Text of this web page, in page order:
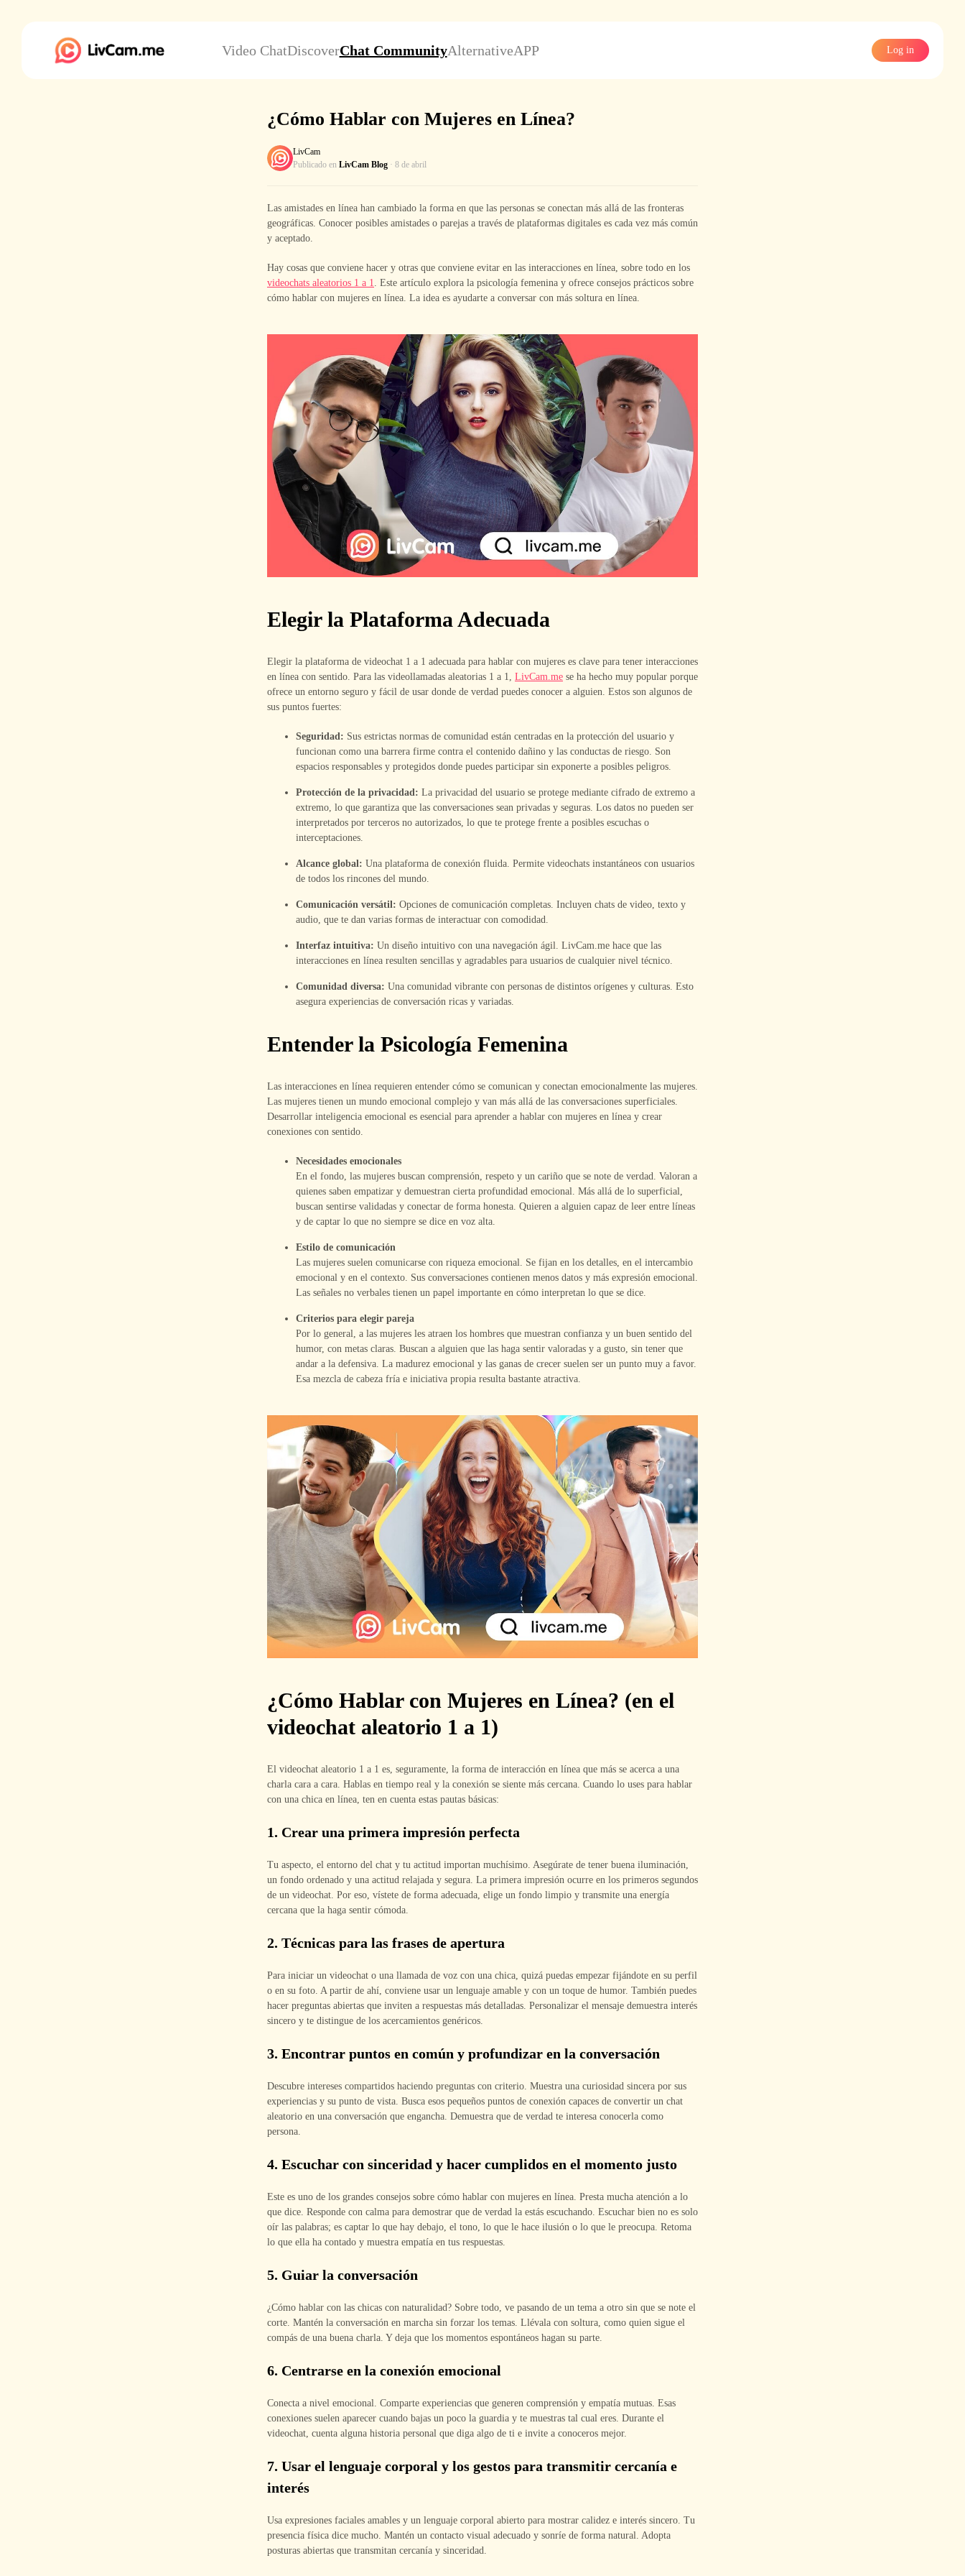
Video ChatDiscoverChat CommunityAlternativeAPP Log in
¿Cómo Hablar con Mujeres en Línea?
LivCam
Publicado en LivCam Blog · 8 de abril
Las amistades en línea han cambiado la forma en que las personas se conectan más allá de las fronteras
geográficas. Conocer posibles amistades o parejas a través de plataformas digitales es cada vez más común
y aceptado.
Hay cosas que conviene hacer y otras que conviene evitar en las interacciones en línea, sobre todo en los
videochats aleatorios 1 a 1. Este artículo explora la psicología femenina y ofrece consejos prácticos sobre
cómo hablar con mujeres en línea. La idea es ayudarte a conversar con más soltura en línea.
Elegir la Plataforma Adecuada
Elegir la plataforma de videochat 1 a 1 adecuada para hablar con mujeres es clave para tener interacciones
en línea con sentido. Para las videollamadas aleatorias 1 a 1, LivCam.me se ha hecho muy popular porque
ofrece un entorno seguro y fácil de usar donde de verdad puedes conocer a alguien. Estos son algunos de
sus puntos fuertes:
Seguridad: Sus estrictas normas de comunidad están centradas en la protección del usuario y
funcionan como una barrera firme contra el contenido dañino y las conductas de riesgo. Son
espacios responsables y protegidos donde puedes participar sin exponerte a posibles peligros.
Protección de la privacidad: La privacidad del usuario se protege mediante cifrado de extremo a
extremo, lo que garantiza que las conversaciones sean privadas y seguras. Los datos no pueden ser
interpretados por terceros no autorizados, lo que te protege frente a posibles escuchas o
interceptaciones.
Alcance global: Una plataforma de conexión fluida. Permite videochats instantáneos con usuarios
de todos los rincones del mundo.
Comunicación versátil: Opciones de comunicación completas. Incluyen chats de video, texto y
audio, que te dan varias formas de interactuar con comodidad.
Interfaz intuitiva: Un diseño intuitivo con una navegación ágil. LivCam.me hace que las
interacciones en línea resulten sencillas y agradables para usuarios de cualquier nivel técnico.
Comunidad diversa: Una comunidad vibrante con personas de distintos orígenes y culturas. Esto
asegura experiencias de conversación ricas y variadas.
Entender la Psicología Femenina
Las interacciones en línea requieren entender cómo se comunican y conectan emocionalmente las mujeres.
Las mujeres tienen un mundo emocional complejo y van más allá de las conversaciones superficiales.
Desarrollar inteligencia emocional es esencial para aprender a hablar con mujeres en línea y crear
conexiones con sentido.
Necesidades emocionales
En el fondo, las mujeres buscan comprensión, respeto y un cariño que se note de verdad. Valoran a
quienes saben empatizar y demuestran cierta profundidad emocional. Más allá de lo superficial,
buscan sentirse validadas y conectar de forma honesta. Quieren a alguien capaz de leer entre líneas
y de captar lo que no siempre se dice en voz alta.
Estilo de comunicación
Las mujeres suelen comunicarse con riqueza emocional. Se fijan en los detalles, en el intercambio
emocional y en el contexto. Sus conversaciones contienen menos datos y más expresión emocional.
Las señales no verbales tienen un papel importante en cómo interpretan lo que se dice.
Criterios para elegir pareja
Por lo general, a las mujeres les atraen los hombres que muestran confianza y un buen sentido del
humor, con metas claras. Buscan a alguien que las haga sentir valoradas y a gusto, sin tener que
andar a la defensiva. La madurez emocional y las ganas de crecer suelen ser un punto muy a favor.
Esa mezcla de cabeza fría e iniciativa propia resulta bastante atractiva.
¿Cómo Hablar con Mujeres en Línea? (en el
videochat aleatorio 1 a 1)
El videochat aleatorio 1 a 1 es, seguramente, la forma de interacción en línea que más se acerca a una
charla cara a cara. Hablas en tiempo real y la conexión se siente más cercana. Cuando lo uses para hablar
con una chica en línea, ten en cuenta estas pautas básicas:
1. Crear una primera impresión perfecta
Tu aspecto, el entorno del chat y tu actitud importan muchísimo. Asegúrate de tener buena iluminación,
un fondo ordenado y una actitud relajada y segura. La primera impresión ocurre en los primeros segundos
de un videochat. Por eso, vístete de forma adecuada, elige un fondo limpio y transmite una energía
cercana que la haga sentir cómoda.
2. Técnicas para las frases de apertura
Para iniciar un videochat o una llamada de voz con una chica, quizá puedas empezar fijándote en su perfil
o en su foto. A partir de ahí, conviene usar un lenguaje amable y con un toque de humor. También puedes
hacer preguntas abiertas que inviten a respuestas más detalladas. Personalizar el mensaje demuestra interés
sincero y te distingue de los acercamientos genéricos.
3. Encontrar puntos en común y profundizar en la conversación
Descubre intereses compartidos haciendo preguntas con criterio. Muestra una curiosidad sincera por sus
experiencias y su punto de vista. Busca esos pequeños puntos de conexión capaces de convertir un chat
aleatorio en una conversación que engancha. Demuestra que de verdad te interesa conocerla como
persona.
4. Escuchar con sinceridad y hacer cumplidos en el momento justo
Este es uno de los grandes consejos sobre cómo hablar con mujeres en línea. Presta mucha atención a lo
que dice. Responde con calma para demostrar que de verdad la estás escuchando. Escuchar bien no es solo
oír las palabras; es captar lo que hay debajo, el tono, lo que le hace ilusión o lo que le preocupa. Retoma
lo que ella ha contado y muestra empatía en tus respuestas.
5. Guiar la conversación
¿Cómo hablar con las chicas con naturalidad? Sobre todo, ve pasando de un tema a otro sin que se note el
corte. Mantén la conversación en marcha sin forzar los temas. Llévala con soltura, como quien sigue el
compás de una buena charla. Y deja que los momentos espontáneos hagan su parte.
6. Centrarse en la conexión emocional
Conecta a nivel emocional. Comparte experiencias que generen comprensión y empatía mutuas. Esas
conexiones suelen aparecer cuando bajas un poco la guardia y te muestras tal cual eres. Durante el
videochat, cuenta alguna historia personal que diga algo de ti e invite a conoceros mejor.
7. Usar el lenguaje corporal y los gestos para transmitir cercanía e
interés
Usa expresiones faciales amables y un lenguaje corporal abierto para mostrar calidez e interés sincero. Tu
presencia física dice mucho. Mantén un contacto visual adecuado y sonríe de forma natural. Adopta
posturas abiertas que transmitan cercanía y sinceridad.